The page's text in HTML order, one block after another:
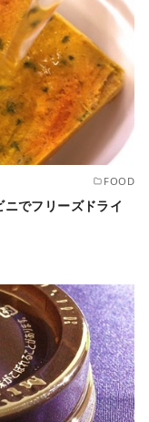
FOOD
でフリーズドライ